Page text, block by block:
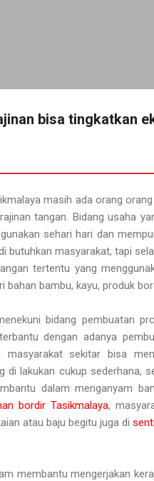
bisa tingkatkan
masih ada orang
tangan. Bidang usaha
sehari hari dan
butuhkan masyarakat, tapi
tertentu yang
bahan bambu, kayu, produk
bidang pembuatan
dengan adanya
masyarakat sekitar bisa
di lakukan cukup sederhana,
dalam menganyam
bordir Tasikmalaya,
atau baju begitu juga di
membantu mengerjakan